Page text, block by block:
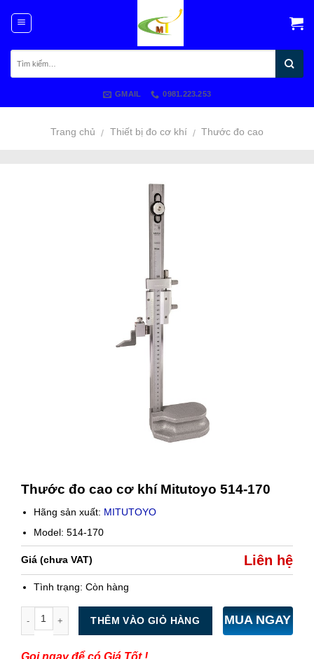
content
GMAIL 0981.223.253
Trang chủ / Thiết bị đo cơ khí / Thước đo cao
Thước đo cao cơ khí Mitutoyo 514-170
Hãng sản xuất: MITUTOYO
Model: 514-170
Giá (chưa VAT) Liên hệ
Tình trạng: Còn hàng
THÊM VÀO GIỎ HÀNG MUA NGAY
Gọi ngay để có Giá Tốt !